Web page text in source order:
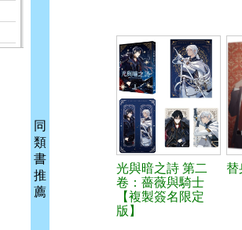
同
類
書
推
薦
光與暗之詩 第二
卷：薔薇與騎士
【複製簽名限定
版】
替